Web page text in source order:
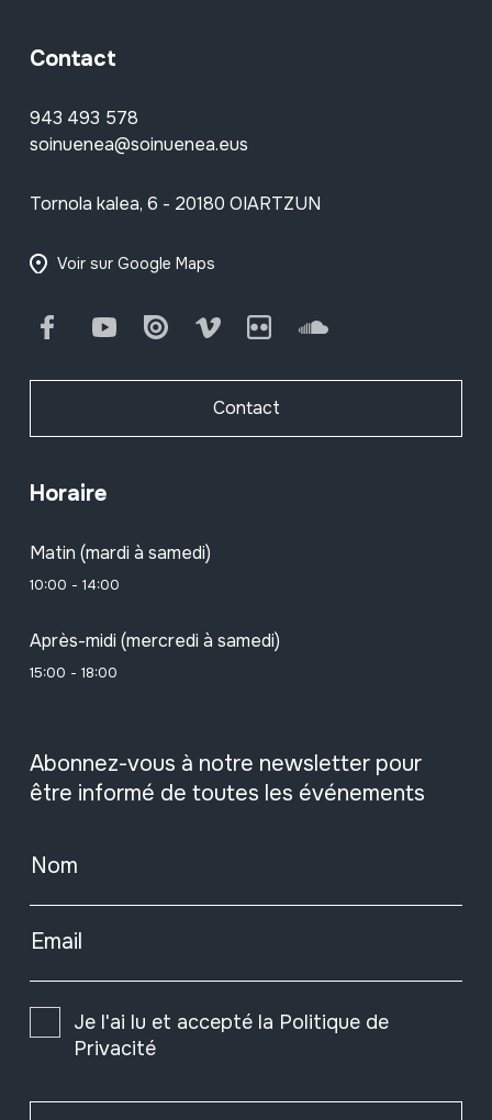
Contact
943 493 578
soinuenea@soinuenea.eus
Tornola kalea, 6 - 20180 OIARTZUN
Voir sur Google Maps
FacebookYoutube Issuu Vimeo Flickr SoundCloud
Contact
Horaire
Matin (mardi à samedi)
10:00 - 14:00
Après-midi (mercredi à samedi)
15:00 - 18:00
Abonnez-vous à notre newsletter pour
être informé de toutes les événements
Nom
Email
Je l'ai lu et accepté la Politique de
Privacité